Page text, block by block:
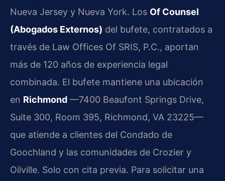
Nueva Jersey y Nueva York. Los Of Counsel
(Abogados Externos) del bufete, contratados a
través de Law Offices Of SRIS, P.C., aportan
más de 120 años de experiencia legal
combinada. El bufete mantiene una ubicación
en Richmond —7400 Beaufont Springs Drive,
Suite 300, Room 395, Richmond, VA 23225—
que atiende a clientes del Condado de
Goochland y las comunidades de Crozier y
Oilville. Solo con cita previa. Para solicitar una